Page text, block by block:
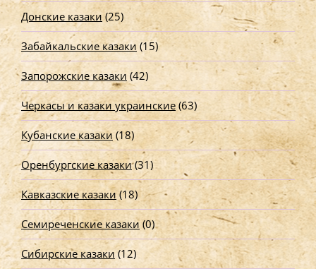
Донские казаки (25)
Забайкальские казаки (15)
Запорожские казаки (42)
Черкасы и казаки украинские (63)
Кубанские казаки (18)
Оренбургские казаки(31)
Кавказские казаки(18)
Семиреченские казаки (0)
Сибирские казаки(12)